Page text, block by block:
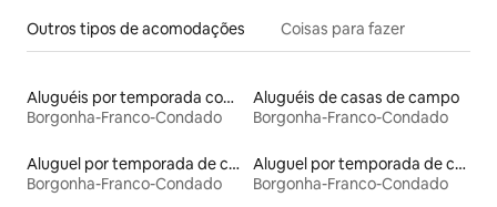
Outros tipos de acomodações Coisas para fazer
Aluguéis por temporada com café da manhã
Borgonha-Franco-Condado
Aluguéis de casas de campo
Borgonha-Franco-Condado
Aluguel por temporada de casas na árvore
Borgonha-Franco-Condado
Aluguel por temporada de casas de hóspedes
Borgonha-Franco-Condado